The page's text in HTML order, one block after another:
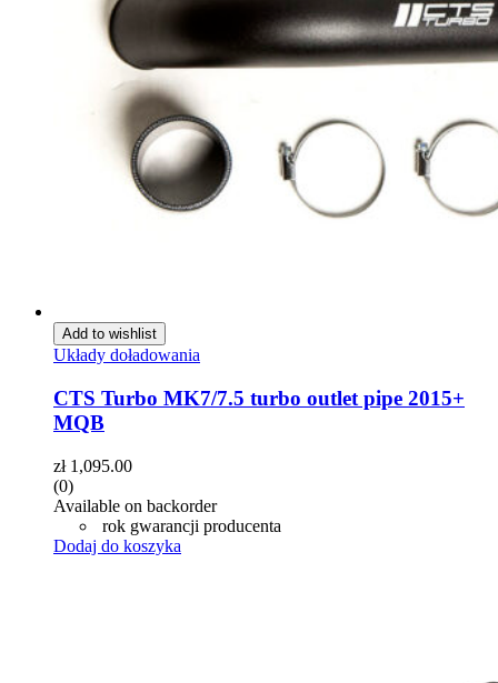
Add to wishlist
Układy doładowania
CTS Turbo MK7/7.5 turbo outlet pipe 2015+
MQB
zł1,095.00
(0)
Available on backorder
rok gwarancji producenta
Dodaj do koszyka